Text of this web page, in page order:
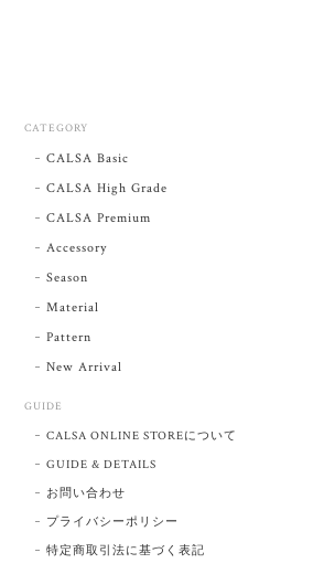
CATEGORY
CALSA Basic
CALSA High Grade
CALSA Premium
Accessory
Season
Material
Pattern
New Arrival
GUIDE
CALSA ONLINE STOREについて
GUIDE & DETAILS
お問い合わせ
プライバシーポリシー
特定商取引法に基づく表記